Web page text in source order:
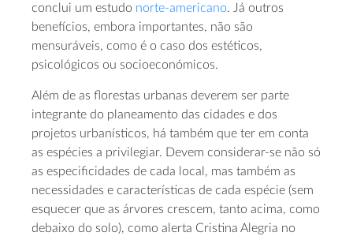
conclui um estudo norte-americano. Já outros
benefícios, embora importantes, não são
mensuráveis, como é o caso dos estéticos,
psicológicos ou socioeconómicos.
Além de as florestas urbanas deverem ser parte
integrante do planeamento das cidades e dos
projetos urbanísticos, há também que ter em conta
as espécies a privilegiar. Devem considerar-se não só
as especificidades de cada local, mas também as
necessidades e características de cada espécie (sem
esquecer que as árvores crescem, tanto acima, como
debaixo do solo), como alerta Cristina Alegria no